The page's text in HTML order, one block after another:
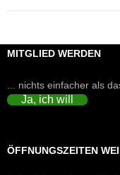
MITGLIED WERDEN
... nichts einfacher als
Ja, ich will
ÖFFNUNGSZEITEN